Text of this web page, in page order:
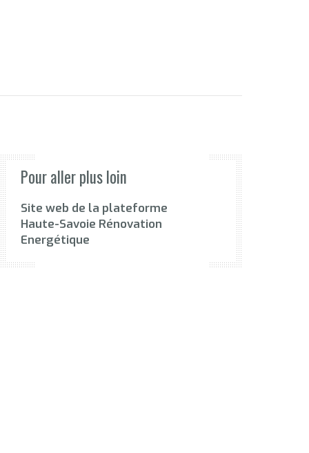
Pour aller plus loin
Site web de la plateforme
Haute-Savoie Rénovation
Energétique